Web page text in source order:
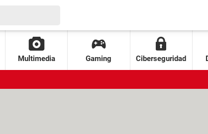
Multimedia Gaming Ciberseguridad